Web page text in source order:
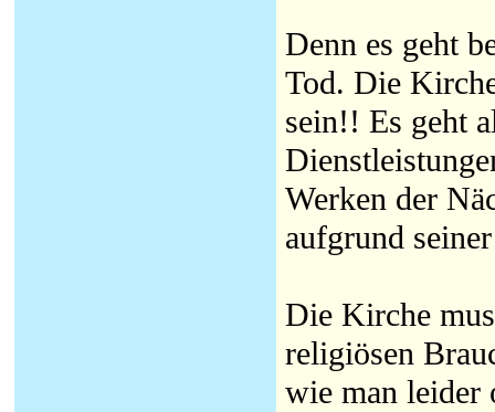
Denn es geht
Tod. Die
sein!! Es geht
Werken der
aufgrund
Die Kirche
religiösen
wie man leider